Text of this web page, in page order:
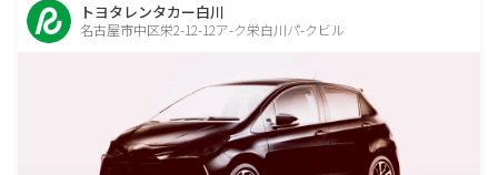
トヨタレンタカー白川
名古屋市中区栄2-12-12ア-ク栄白川パ-クビル